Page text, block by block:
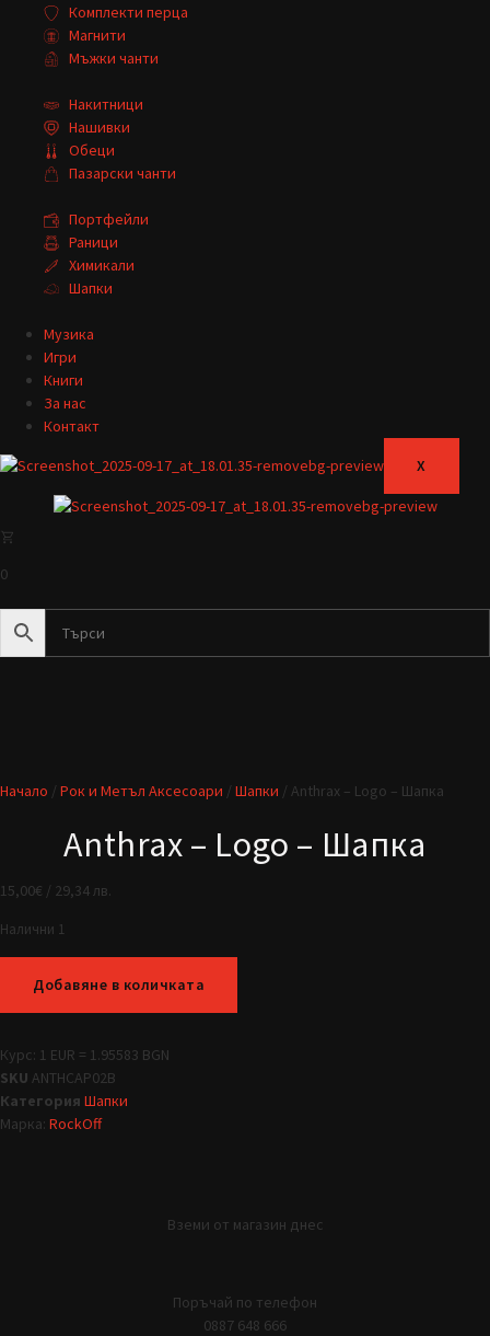
Комплекти перца
Магнити
Мъжки чанти
Накитници
Нашивки
Обеци
Пазарски чанти
Портфейли
Раници
Химикали
Шапки
Музика
Игри
Книги
За нас
Контакт
X
0
Начало / Рок и Метъл Аксесоари / Шапки / Anthrax – Logo – Шапка
Anthrax – Logo – Шапка
15,00€ / 29,34 лв.
Налични 1
Добавяне в количката
Курс: 1 EUR = 1.95583 BGN
SKU ANTHCAP02B
Категория Шапки
Марка: RockOff
Вземи от магазин днес
Поръчай по телефон
0887 648 666